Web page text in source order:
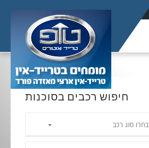
חיפוש רכבים בסוכנות
בחרו סוג רכב